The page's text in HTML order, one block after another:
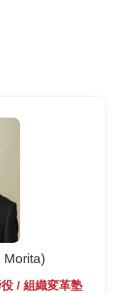
Morita)
/ 組織変革塾